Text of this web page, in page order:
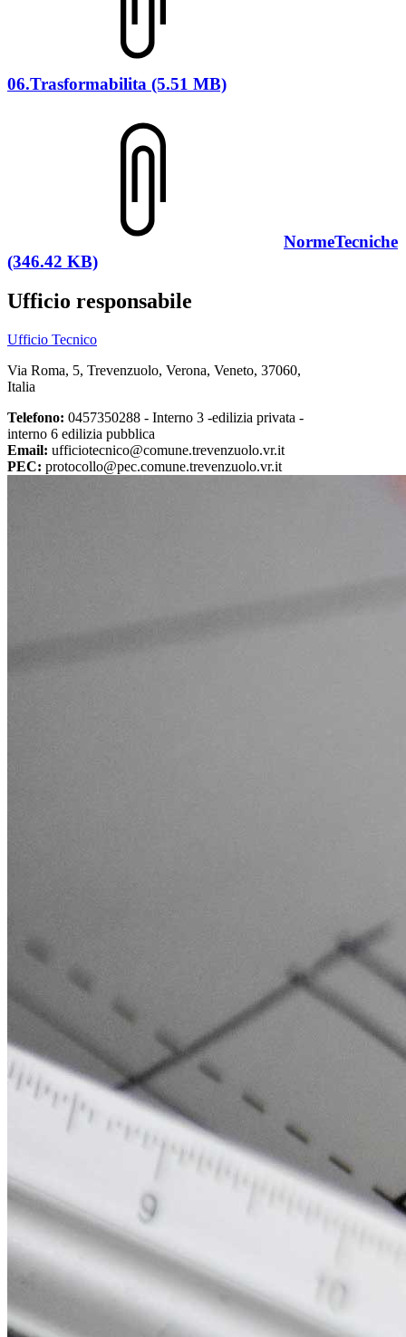
06.Trasformabilita (5.51 MB)
NormeTecniche
(346.42 KB)
Ufficio responsabile
Ufficio Tecnico
Via Roma, 5, Trevenzuolo, Verona, Veneto, 37060,
Italia
Telefono: 0457350288 - Interno 3 -edilizia privata -
interno 6 edilizia pubblica
Email: ufficiotecnico@comune.trevenzuolo.vr.it
PEC: protocollo@pec.comune.trevenzuolo.vr.it